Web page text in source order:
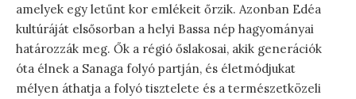
amelyek egy letűnt kor emlékeit őrzik. Azonban Edéa
kultúráját elsősorban a helyi Bassa nép hagyományai
határozzák meg. Ők a régió őslakosai, akik generációk
óta élnek a Sanaga folyó partján, és életmódjukat
mélyen áthatja a folyó tisztelete és a természetközeli